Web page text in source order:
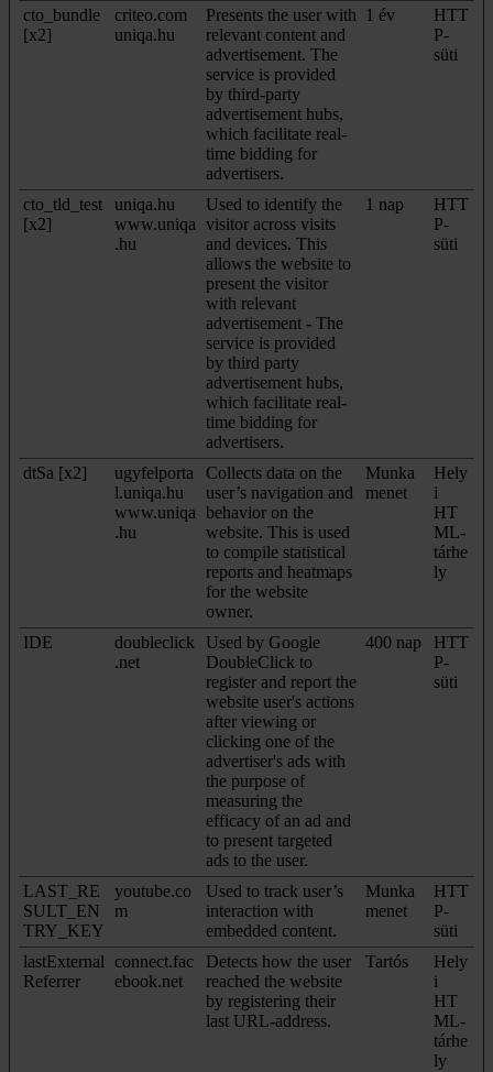
cto_bundle
[x2]
criteo.com
uniqa.hu
Presents the user with
relevant content and
advertisement. The
service is provided
by third-party
advertisement hubs,
which facilitate real-
time bidding for
advertisers.
1 év
HTT
P-
süti
cto_tld_test
[x2]
uniqa.hu
www.uniqa
.hu
Used to identify the
visitor across visits
and devices. This
allows the website to
present the visitor
with relevant
advertisement - The
service is provided
by third party
advertisement hubs,
which facilitate real-
time bidding for
advertisers.
1 nap
HTT
P-
süti
dtSa [x2]
ugyfelporta
l.uniqa.hu
www.uniqa
.hu
Collects data on the
user’s navigation and
behavior on the
website. This is used
to compile statistical
reports and heatmaps
for the website
owner.
Munka
menet
Hely
i
HT
ML-
tárhe
ly
IDE
doubleclick
.net
Used by Google
DoubleClick to
register and report the
website user's actions
after viewing or
clicking one of the
advertiser's ads with
the purpose of
measuring the
efficacy of an ad and
to present targeted
ads to the user.
400 nap
HTT
P-
süti
LAST_RE
SULT_EN
TRY_KEY
youtube.co
m
Used to track user’s
interaction with
embedded content.
Munka
menet
HTT
P-
süti
lastExternal
Referrer
connect.fac
ebook.net
Detects how the user
reached the website
by registering their
last URL-address.
Tartós
Hely
i
HT
ML-
tárhe
ly